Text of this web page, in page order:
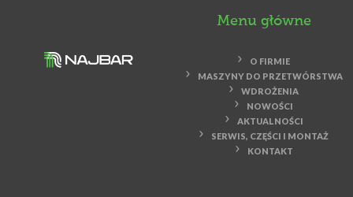
Menu główne
O FIRMIE
MASZYNY DO PRZETWÓRSTWA
WDROŻENIA
NOWOŚCI
AKTUALNOŚCI
SERWIS, CZĘŚCI I MONTAŻ
KONTAKT